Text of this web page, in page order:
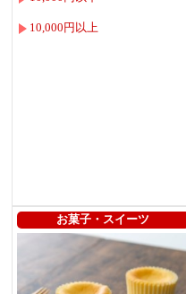
10,000円以上
お菓子・スイーツ